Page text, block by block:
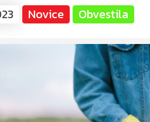
Novice Obvestila